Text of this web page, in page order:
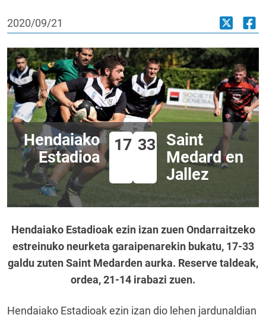
2020/09/21
Hendaiako
Estadioa
17 33 Saint
Medard en
Jallez
Hendaiako Estadioak ezin izan zuen Ondarraitzeko
estreinuko neurketa garaipenarekin bukatu, 17-33
galdu zuten Saint Medarden aurka. Reserve taldeak,
ordea, 21-14 irabazi zuen.
Hendaiako Estadioak ezin izan dio lehen jardunaldian